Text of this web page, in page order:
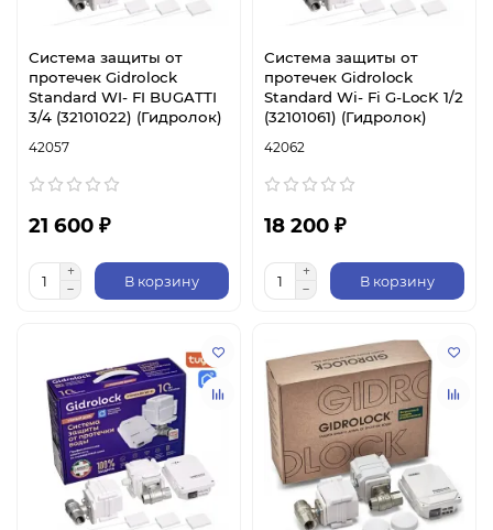
Система защиты от
протечек Gidrоlock
Standard WI- FI BUGATTI
3/4 (32101022) (Гидролок)
42057
21 600 ₽
В корзину
Система защиты от
протечек Gidrоlock
Standard Wi- Fi G-LocK 1/2
(32101061) (Гидролок)
42062
18 200 ₽
В корзину